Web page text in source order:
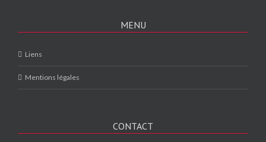
MENU
Liens
Mentions légales
CONTACT